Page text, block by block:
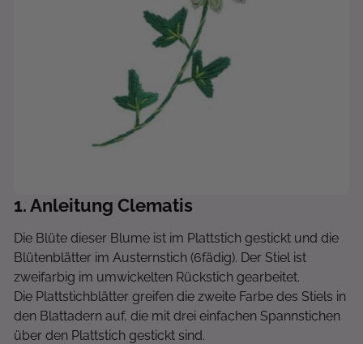
1. Anleitung Clematis
Die Blüte dieser Blume ist im Plattstich gestickt und die
Blütenblätter im Austernstich (6fädig). Der Stiel ist
zweifarbig im umwickelten Rückstich gearbeitet.
Die Plattstichblätter greifen die zweite Farbe des Stiels in
den Blattadern auf, die mit drei einfachen Spannstichen
über den Plattstich gestickt sind.